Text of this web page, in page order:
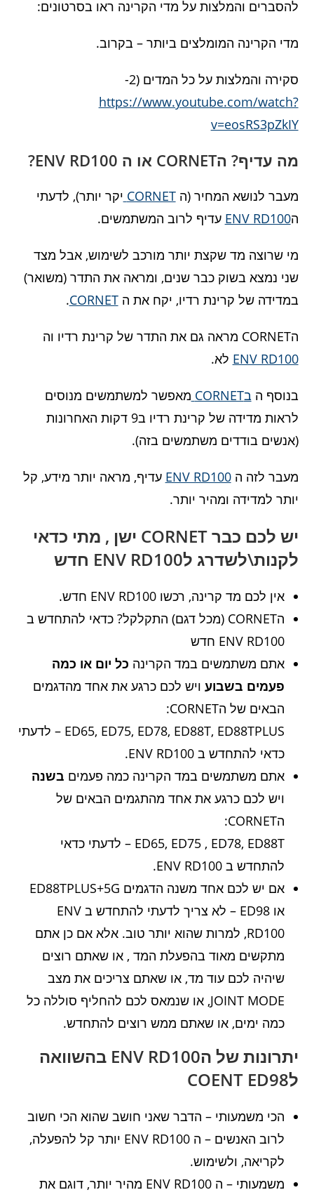
להסברים והמלצות על מדי הקרינה ראו בסרטונים:
מדי הקרינה המומלצים ביותר – בקרוב.
סקירה והמלצות על כל המדים (2-
https://www.youtube.com/watch?
v=eosRS3pZkIY
מה עדיף? הCORNET או ה ENV RD100?
מעבר לנושא המחיר (הCORNET יקר יותר), לדעתי
הENV RD100 עדיף לרוב המשתמשים.
מי שרוצה מד שקצת יותר מורכב לשימוש, אבל מצד
שני נמצא בשוק כבר שנים, ומראה את התדר (משואר)
במדידה של קרינת רדיו, יקח את הCORNET
.
הCORNET מראה גם את התדר של קרינת רדיו וה
ENV RD100 לא.
בנוסף הבCORNET
מאפשר למשתמשים מנוסים
לראות מדידה של קרינת רדיו ב9 דקות האחרונות
(אנשים בודדים משתמשים בזה).
מעבר לזה הENV RD100 עדיף, מראה יותר מידע, קל
יותר למדידה ומהיר יותר.
יש לכם כבר CORNET ישן , מתי כדאי
לקנות\לשדרג לENV RD100 חדש
אין לכם מד קרינה, רכשו ENV RD100 חדש.
הCORNET (מכל דגם) התקלקל? כדאי להתחדש ב
ENV RD100 חדש
אתם משתמשים במד הקרינה כל יום או כמה
פעמים בשבוע ויש לכם כרגע את אחד מהדגמים
הבאים של הCORNET:
ED65, ED75, ED78, ED88T, ED88TPLUS – לדעתי
כדאי להתחדש ב ENV RD100.
אתם משתמשים במד הקרינה כמה פעמים בשנה
ויש לכם כרגע את אחד מהתגמים הבאים של
הCORNET:
ED65, ED75 , ED78, ED88T – לדעתי כדאי
להתחדש ב ENV RD100.
אם יש לכם אחד משנה הדגמים ED88TPLUS+5G
או ED98 – לא צריך לדעתי להתחדש ב ENV
RD100, למרות שהוא יותר טוב. אלא אם כן אתם
מתקשים מאוד בהפעלת המד , או שאתם רוצים
שיהיה לכם עוד מד, או שאתם צריכים את מצב
JOINT MODE, או שנמאס לכם להחליף סוללה כל
כמה ימים, או שאתם ממש רוצים להתחדש.
יתרונות של הENV RD100 בהשוואה
לCOENT ED98
הכי משמעותי – הדבר שאני חושב שהוא הכי חשוב
לרוב האנשים – ה ENV RD100 יותר קל להפעלה,
לקריאה, ולשימוש.
משמעותי – ה ENV RD100 מהיר יותר, דוגם את